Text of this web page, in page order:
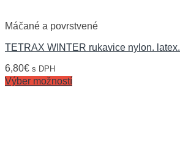
Máčané a povrstvené
TETRAX WINTER rukavice nylon. latex.
6,80€ s DPH
Výber možností